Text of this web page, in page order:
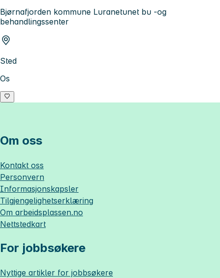
Bjørnafjorden kommune Luranetunet bu -og
behandlingssenter
Sted
Os
Om oss
Kontakt oss
Personvern
Informasjonskapsler
Tilgjengelighetserklæring
Om arbeidsplassen.no
Nettstedkart
For jobbsøkere
Nyttige artikler for jobbsøkere